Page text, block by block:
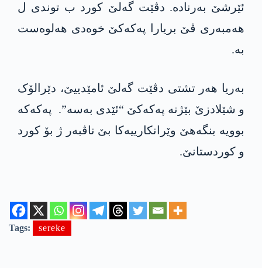
ئێرشێ بەرنادە. دڤێت گەلێ کورد ب توندی ل
ھەمبەری ڤێ بریارا پەکەکێ خوەدی ھەلوەست
بە.
بەریا ھەر تشتی دڤێت گەلێ ئامێدییێ، دێرالۆک
و شێلادزێ بێژنە پەکەکێ “ئێدی بەسە”. پەکەکە
بوویە بنگەھێ وێرانکارییەکا بێ ناڤبەر ژ بۆ کورد
و کوردستانێ.
Tags: sereke